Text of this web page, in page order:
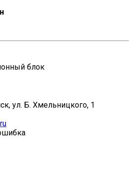
блок
ул. Б. Хмельницкого, 1